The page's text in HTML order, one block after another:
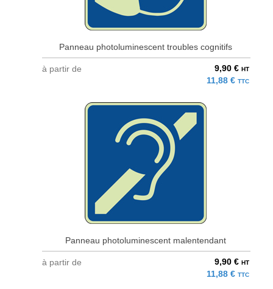
Panneau photoluminescent troubles cognitifs
à partir de 9,90 € HT
11,88 € TTC
Panneau photoluminescent malentendant
à partir de 9,90 € HT
11,88 € TTC